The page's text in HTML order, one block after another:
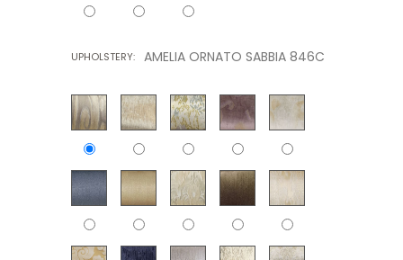
UPHOLSTERY: AMELIA ORNATO SABBIA 846C